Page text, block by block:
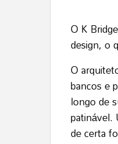
O K
design, o
O
bancos e
longo de
patinável.
de certa